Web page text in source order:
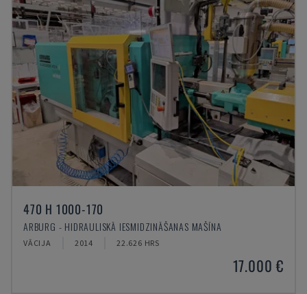
470 H 1000-170
ARBURG - HIDRAULISKĀ IESMIDZINĀŠANAS MAŠĪNA
VĀCIJA 2014 22.626 HRS
17.000 €